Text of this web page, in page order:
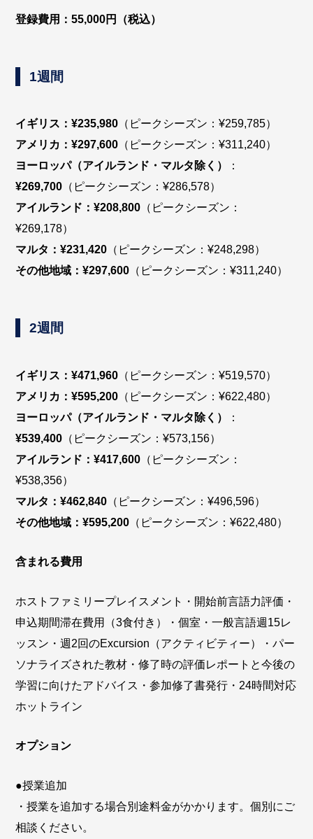
登録費用：55,000円（税込）
1週間
イギリス：¥235,980 （ピークシーズン：¥259,785）
アメリカ：¥297,600 （ピークシーズン：¥311,240）
ヨーロッパ（アイルランド・マルタ除く）
：
¥269,700 （ピークシーズン：¥286,578）
アイルランド：¥208,800 （ピークシーズン：
¥269,178）
マルタ：¥231,420 （ピークシーズン：¥248,298）
その他地域：¥297,600 （ピークシーズン：¥311,240）
2週間
イギリス：¥471,960 （ピークシーズン：¥519,570）
アメリカ：¥595,200 （ピークシーズン：¥622,480）
ヨーロッパ（アイルランド・マルタ除く）
：
¥539,400 （ピークシーズン：¥573,156）
アイルランド：¥417,600 （ピークシーズン：
¥538,356）
マルタ：¥462,840 （ピークシーズン：¥496,596）
その他地域：¥595,200 （ピークシーズン：¥622,480）
含まれる費用
ホストファミリープレイスメント・開始前言語力評価・
申込期間滞在費用（3食付き）・個室・一般言語週15レ
ッスン・週2回のExcursion（アクティビティー）・パー
ソナライズされた教材・修了時の評価レポートと今後の
学習に向けたアドバイス・参加修了書発行・24時間対応
ホットライン
オプション
●授業追加
・授業を追加する場合別途料金がかかります。個別にご
相談ください。